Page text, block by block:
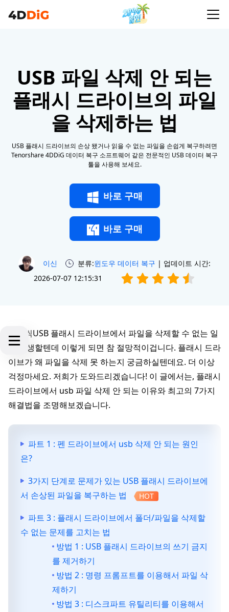
USB 파일 삭제 안 되는
플래시 드라이브의 파일
을 삭제하는 법
USB 플래시 드라이브의 손상 됐거나 읽을 수 없는 파일을 손쉽게 복구하려면
Tenorshare 4DDiG 데이터 복구 소프트웨어 같은 전문적인 USB 데이터 복구
툴을 사용해 보세요.
바로 구매
바로 구매
이신 분류:윈도우 데이터 복구 | 업데이트 시간:
2026-07-07 12:15:31
가끔씩USB 플래시 드라이브에서 파일을 삭제할 수 없는 일
이 발생할텐데 이렇게 되면 참 절망적이겁니다. 플래시 드라
이브가 왜 파일을 삭제 못 하는지 궁금하실텐데요. 더 이상
걱정마세요. 저희가 도와드리겠습니다! 이 글에서는, 플래시
드라이브에서 usb 파일 삭제 안 되는 이유와 최고의 7가지
해결법을 조명해보겠습니다.
파트 1 : 펜 드라이브에서 usb 삭제 안 되는 원인
은?
3가지 단계로 문제가 있는 USB 플래시 드라이브에
서 손상된 파일을 복구하는 법
HOT
파트 3 : 플래시 드라이브에서 폴더/파일을 삭제할
수 없는 문제를 고치는 법
방법 1 : USB 플래시 드라이브의 쓰기 금지
를 제거하기
방법 2 : 명령 프롬프트를 이용해서 파일 삭
제하기
방법 3 : 디스크파트 유틸리티를 이용해서